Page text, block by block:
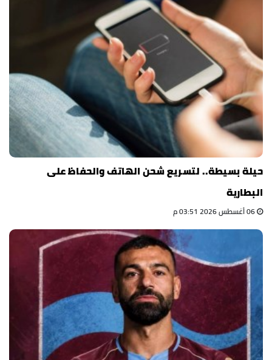
حيلة بسيطة.. لتسريع شحن الهاتف والحفاظ على
البطارية